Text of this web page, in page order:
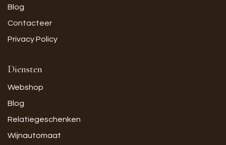
Blog
Contacteer
Privacy Policy
Diensten
Webshop
Blog
Relatiegeschenken
Wijnautomaat